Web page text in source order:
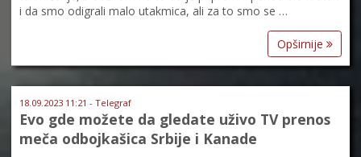
i da smo odigrali malo utakmica, ali za to smo se …
Opširnije
18.09.2023 11:21 - Telegraf
Evo gde možete da gledate uživo TV prenos
meča odbojkašica Srbije i Kanade